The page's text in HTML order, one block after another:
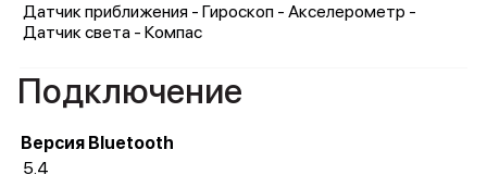
Датчик приближения - Гироскоп - Акселерометр -
Датчик света - Компас
Подключение
Версия Bluetooth
5.4